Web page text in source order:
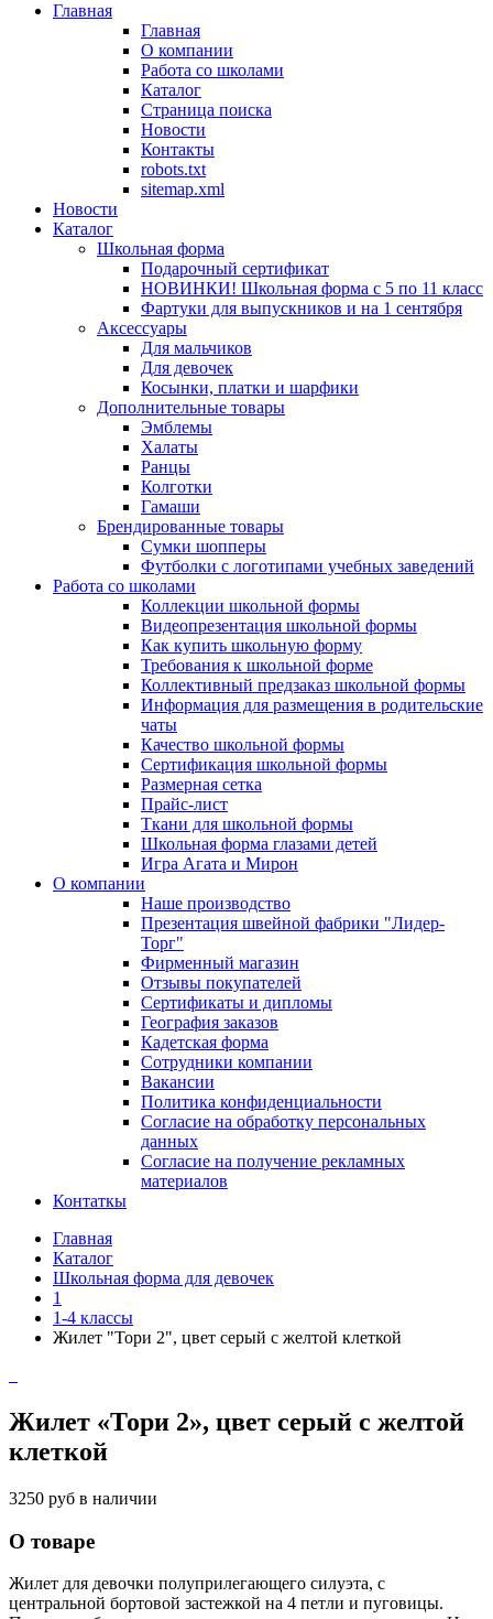
Главная
Главная
О компании
Работа со школами
Каталог
Страница поиска
Новости
Контакты
robots.txt
sitemap.xml
Новости
Каталог
Школьная форма
Подарочный сертификат
НОВИНКИ! Школьная форма с 5 по 11 класс
Фартуки для выпускников и на 1 сентября
Аксессуары
Для мальчиков
Для девочек
Косынки, платки и шарфики
Дополнительные товары
Эмблемы
Халаты
Ранцы
Колготки
Гамаши
Брендированные товары
Сумки шопперы
Футболки с логотипами учебных заведений
Работа со школами
Коллекции школьной формы
Видеопрезентация школьной формы
Как купить школьную форму
Требования к школьной форме
Коллективный предзаказ школьной формы
Информация для размещения в родительские
чаты
Качество школьной формы
Сертификация школьной формы
Размерная сетка
Прайс-лист
Ткани для школьной формы
Школьная форма глазами детей
Игра Агата и Мирон
О компании
Наше производство
Презентация швейной фабрики "Лидер-
Торг"
Фирменный магазин
Отзывы покупателей
Сертификаты и дипломы
География заказов
Кадетская форма
Сотрудники компании
Вакансии
Политика конфиденциальности
Согласие на обработку персональных
данных
Согласие на получение рекламных
материалов
Контаткы
Главная
Каталог
Школьная форма для девочек
1
1-4 классы
Жилет "Тори 2", цвет серый с желтой клеткой
Жилет «Тори 2», цвет серый с желтой
клеткой
3250 руб в наличии
О товаре
Жилет для девочки полуприлегающего силуэта, с
центральной бортовой застежкой на 4 петли и пуговицы.